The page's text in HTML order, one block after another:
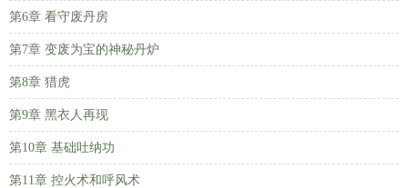
第6章 看守废丹房
第7章 变废为宝的神秘丹炉
第8章 猎虎
第9章 黑衣人再现
第10章 基础吐纳功
第11章 控火术和呼风术